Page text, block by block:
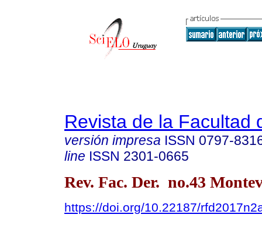
Revista de la Facultad
versión impresa ISSN 0797-
line ISSN 2301-0665
Rev. Fac. Der. no.43
https://doi.org/10.22187/